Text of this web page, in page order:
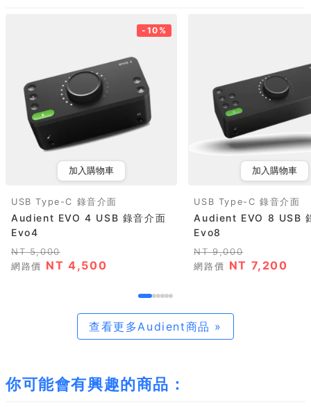
-10%
加入購物車
USB Type-C 錄音介面
Audient EVO 4 USB 錄音介面
Evo4
NT 5,000
網路價 NT 4,500
加入購物車
USB Type-C 錄音介面
Audient EVO 8 USB
Evo8
NT 9,000
網路價 NT 7,200
查看更多Audient商品 »
你可能會有興趣的商品：